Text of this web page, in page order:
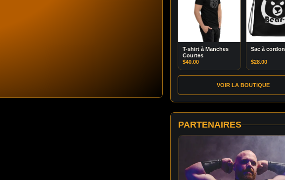
T-shirt à Manches
Courtes
$40.00
Sac à cordon
$28.00
VOIR LA BOUTIQUE
PARTENAIRES